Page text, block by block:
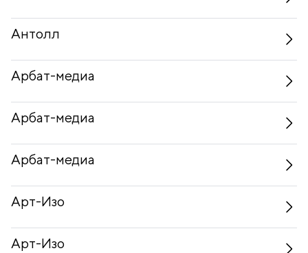
Антолл
Арбат-медиа
Арбат-медиа
Арбат-медиа
Арт-Изо
Арт-Изо